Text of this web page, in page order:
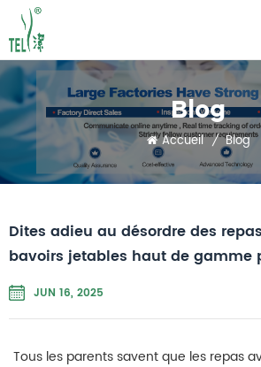
Blog
Accueil / Blog
Dites adieu au désordre des
bavoirs jetables haut de gamme
JUN 16, 2025
Tous les parents savent que les repas